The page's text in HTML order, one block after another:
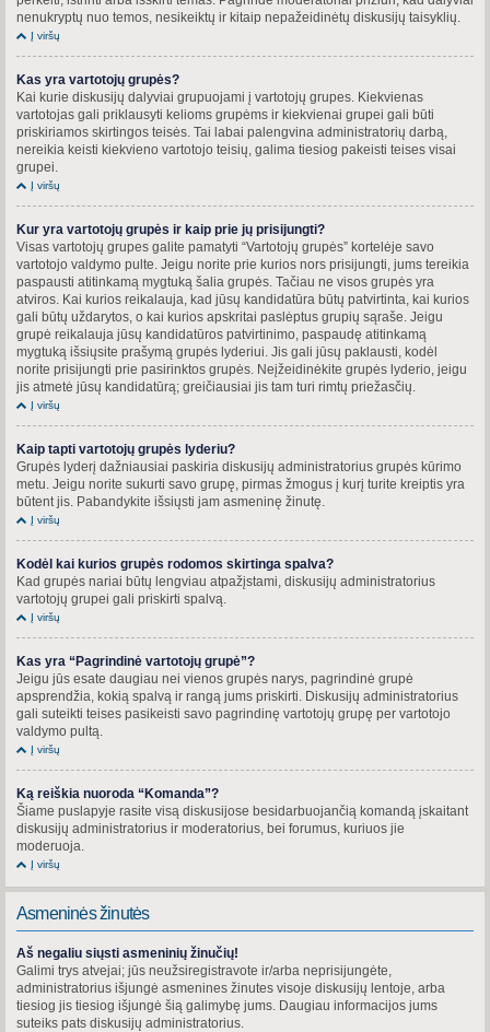
nenukryptų nuo temos, nesikeiktų ir kitaip nepažeidinėtų diskusijų taisyklių.
Į viršų
Kas yra vartotojų grupės?
Kai kurie diskusijų dalyviai grupuojami į vartotojų grupes. Kiekvienas
vartotojas gali priklausyti kelioms grupėms ir kiekvienai grupei gali būti
priskiriamos skirtingos teisės. Tai labai palengvina administratorių darbą,
nereikia keisti kiekvieno vartotojo teisių, galima tiesiog pakeisti teises visai
grupei.
Į viršų
Kur yra vartotojų grupės ir kaip prie jų prisijungti?
Visas vartotojų grupes galite pamatyti “Vartotojų grupės” kortelėje savo
vartotojo valdymo pulte. Jeigu norite prie kurios nors prisijungti, jums tereikia
paspausti atitinkamą mygtuką šalia grupės. Tačiau ne visos grupės yra
atviros. Kai kurios reikalauja, kad jūsų kandidatūra būtų patvirtinta, kai kurios
gali būtų uždarytos, o kai kurios apskritai paslėptus grupių sąraše. Jeigu
grupė reikalauja jūsų kandidatūros patvirtinimo, paspaudę atitinkamą
mygtuką išsiųsite prašymą grupės lyderiui. Jis gali jūsų paklausti, kodėl
norite prisijungti prie pasirinktos grupės. Neįžeidinėkite grupės lyderio, jeigu
jis atmetė jūsų kandidatūrą; greičiausiai jis tam turi rimtų priežasčių.
Į viršų
Kaip tapti vartotojų grupės lyderiu?
Grupės lyderį dažniausiai paskiria diskusijų administratorius grupės kūrimo
metu. Jeigu norite sukurti savo grupę, pirmas žmogus į kurį turite kreiptis yra
būtent jis. Pabandykite išsiųsti jam asmeninę žinutę.
Į viršų
Kodėl kai kurios grupės rodomos skirtinga spalva?
Kad grupės nariai būtų lengviau atpažįstami, diskusijų administratorius
vartotojų grupei gali priskirti spalvą.
Į viršų
Kas yra “Pagrindinė vartotojų grupė”?
Jeigu jūs esate daugiau nei vienos grupės narys, pagrindinė grupė
apsprendžia, kokią spalvą ir rangą jums priskirti. Diskusijų administratorius
gali suteikti teises pasikeisti savo pagrindinę vartotojų grupę per vartotojo
valdymo pultą.
Į viršų
Ką reiškia nuoroda “Komanda”?
Šiame puslapyje rasite visą diskusijose besidarbuojančią komandą įskaitant
diskusijų administratorius ir moderatorius, bei forumus, kuriuos jie
moderuoja.
Į viršų
Asmeninės žinutės
Aš negaliu siųsti asmeninių žinučių!
Galimi trys atvejai; jūs neužsiregistravote ir/arba neprisijungėte,
administratorius išjungė asmenines žinutes visoje diskusijų lentoje, arba
tiesiog jis tiesiog išjungė šią galimybę jums. Daugiau informacijos jums
suteiks pats diskusijų administratorius.